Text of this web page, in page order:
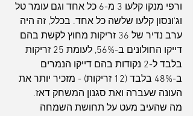
ורפי מנקו קלעו 3 מ-6 כל אחד וגם עומר טל
וג'ונסון קלעו שלשה כל אחד. בכלל, זה היה
ערב נדיר של 36 זריקות מחוץ לקשת בהם
דייקו החולונים ב-56%, לעומת 25 זריקות
בלבד ל-2 נקודות בהם דייקו הנמרים
ב-48% בלבד (12 זריקות) - מזכיר יותר את
העונה שעברה ואת סגנון המשחק דאז.
מה שהעיב מעט על תחושת השמחה